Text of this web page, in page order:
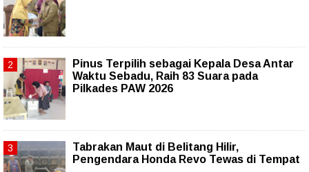
Pinus Terpilih sebagai Kepala Desa Antar
Waktu Sebadu, Raih 83 Suara pada
Pilkades PAW 2026
Tabrakan Maut di Belitang Hilir,
Pengendara Honda Revo Tewas di Tempat